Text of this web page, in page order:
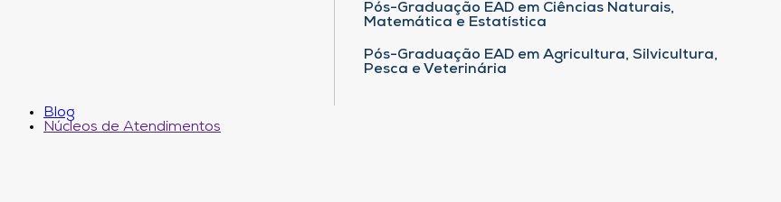
Pós-Graduação EAD em Ciências Naturais,
Matemática e Estatística
Pós-Graduação EAD em Agricultura, Silvicultura,
Pesca e Veterinária
Blog
Núcleos de Atendimentos